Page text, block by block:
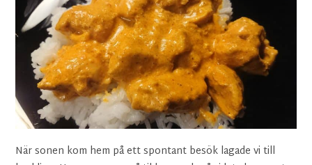
När sonen kom hem på ett spontant besök lagade vi till